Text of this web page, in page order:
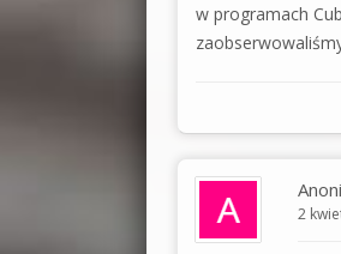
w programach
2